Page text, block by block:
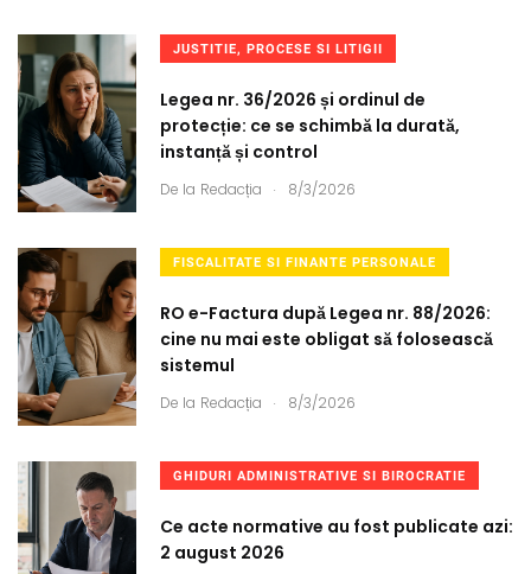
JUSTITIE, PROCESE SI LITIGII
Legea nr. 36/2026 și ordinul de
protecție: ce se schimbă la durată,
instanță și control
De la Redacția . 8/3/2026
FISCALITATE SI FINANTE PERSONALE
RO e-Factura după Legea nr. 88/2026:
cine nu mai este obligat să folosească
sistemul
De la Redacția . 8/3/2026
GHIDURI ADMINISTRATIVE SI BIROCRATIE
Ce acte normative au fost publicate azi:
2 august 2026